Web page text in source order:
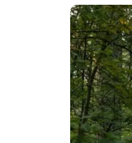
Pasaulis
Politika
Patarimai
Dirbtinis intelektas
Gineso rekordai